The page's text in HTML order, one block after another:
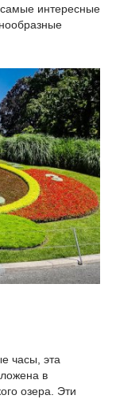
интересные
часы, эта
в
озера. Эти